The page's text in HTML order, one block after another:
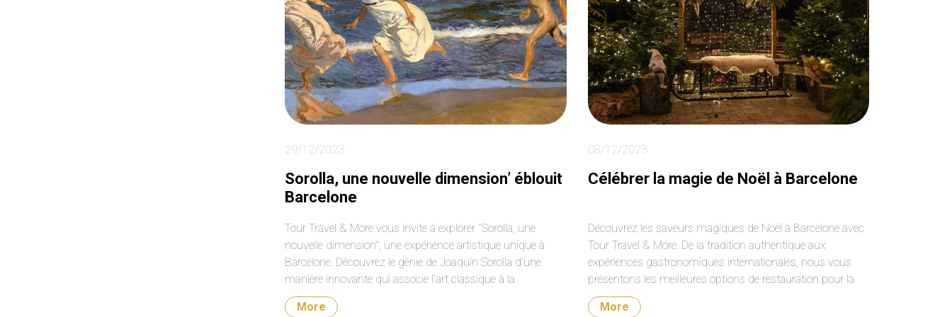
29/12/2023
Sorolla, une nouvelle dimension’ éblouit
Barcelone
Tour Travel & More vous invite à explorer "Sorolla, une
nouvelle dimension", une expérience artistique unique à
Barcelone. Découvrez le génie de Joaquín Sorolla d'une
manière innovante qui associe l'art classique à la
technologie la plus avancée. Plongez dans une oasis
artistique au cœur de Barcelone et vivez la magie de Sorolla
More
08/12/2023
Célébrer la magie de Noël à Barcelone
Découvrez les saveurs magiques de Noël à Barcelone avec
Tour Travel & More. De la tradition authentique aux
expériences gastronomiques internationales, nous vous
présentons les meilleures options de restauration pour la
saison festive 2023. Réservez dès maintenant et vivez une
expérience culinaire unique dans cette ville enchanteresse !
More